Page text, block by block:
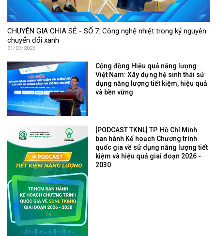
CHUYÊN GIA CHIA SẺ - SỐ 7: Công nghệ nhiệt trong kỷ nguyên
chuyển đổi xanh
31/07/2026
Cộng đồng Hiệu quả năng lượng
Việt Nam: Xây dựng hệ sinh thái sử
dụng năng lượng tiết kiệm, hiệu quả
và bền vững
[PODCAST TKNL] TP. Hồ Chí Minh
ban hành Kế hoạch Chương trình
quốc gia về sử dụng năng lượng tiết
kiệm và hiệu quả giai đoạn 2026 -
2030